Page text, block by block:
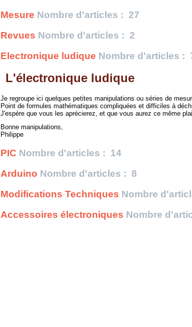
Mesure Nombre d'articles : 27
Revues Nombre d'articles : 2
Electronique ludique Nombre d'articles :
L'électronique ludique
Je regroupe ici quelques petites manipulations ou séries de
Point de formules mathématiques compliquées et difficiles à
J'espère que vous les aprécierez, et que vous aurez ce même
Bonne manipulations,
Philippe
PIC Nombre d'articles : 14
Arduino Nombre d'articles : 8
Modifications Techniques Nombre
Accessoires électroniques Nombre